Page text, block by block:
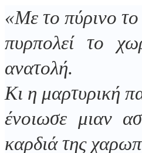
«Με το πύρινο το
πυρπολεί το
ανατολή.
Κι η μαρτυρική
ένοιωσε μιαν
καρδιά της